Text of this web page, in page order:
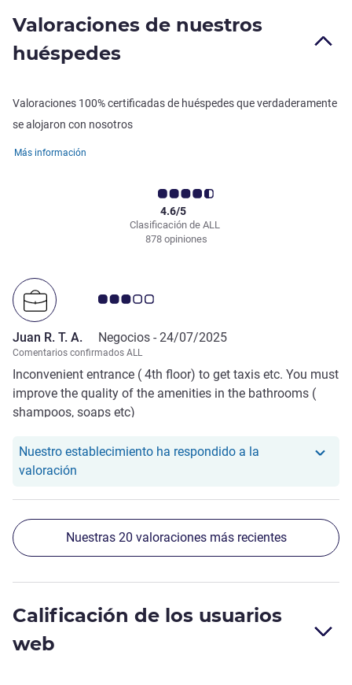
Valoraciones de nuestros
huéspedes
Valoraciones 100% certificadas de huéspedes que verdaderamente
se alojaron con nosotros
Más información
Clasificación de ALL
4.6/5
878 opiniones
Nota de clientes de Avis 3.0/5
Juan R. T. A. Negocios - 24/07/2025
Comentarios confirmados ALL
Inconvenient entrance ( 4th floor) to get taxis etc. You must
improve the quality of the amenities in the bathrooms (
shampoos, soaps etc)
Nuestro establecimiento ha respondido a la
valoración
Nuestras 20 valoraciones más recientes
Calificación de los usuarios
web